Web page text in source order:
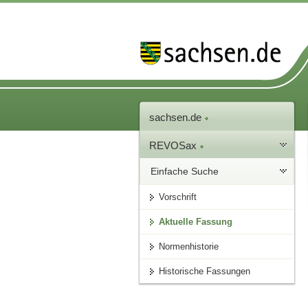
sachsen.de
REVOSax
Einfache Suche
Vorschrift
Aktuelle Fassung
Normenhistorie
Historische Fassungen